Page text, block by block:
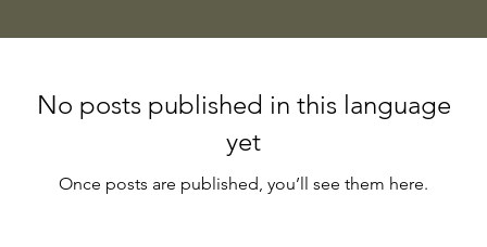
No posts published in this language
yet
Once posts are published, you’ll see them here.